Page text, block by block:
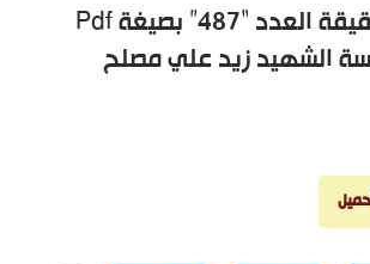
صحيفة الحقيقة العدد “487” بصيغة Pdf
الشهيد زيد علي مصلح